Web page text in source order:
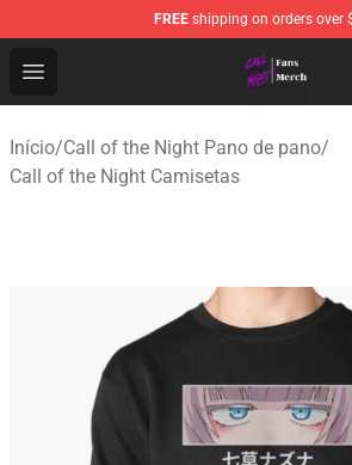
FREE shipping on orders over
Open menu
Call of the Night Store - Official
Início/Call of the Night Pano de pano/
Call of the Night Camisetas